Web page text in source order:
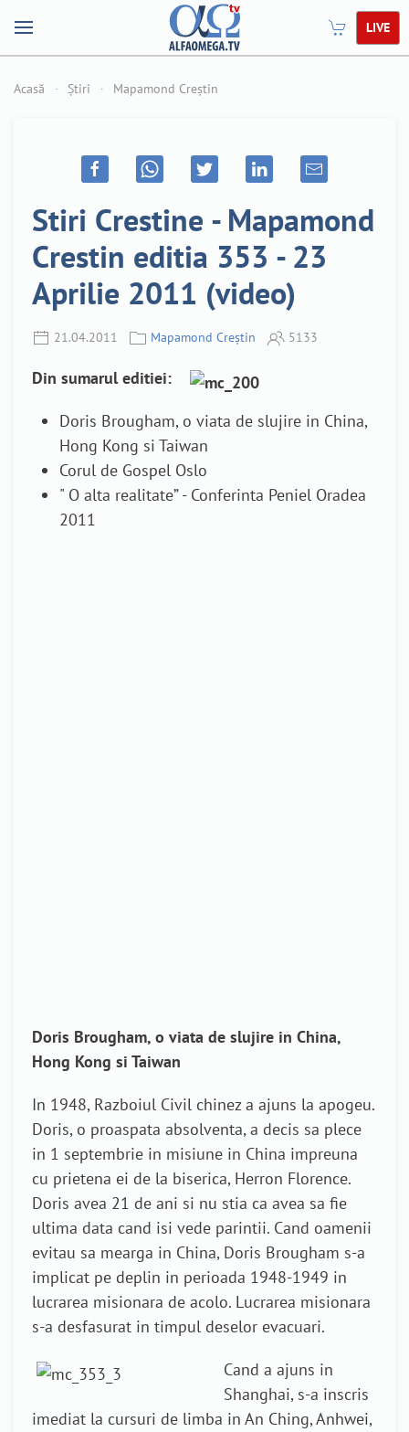
LIVE
Acasă Știri Mapamond Creștin
Stiri Crestine - Mapamond
Crestin editia 353 - 23
Aprilie 2011 (video)
21.04.2011 Mapamond Creștin 5133
Din sumarul editiei:
Doris Brougham, o viata de slujire in China,
Hong Kong si Taiwan
Corul de Gospel Oslo
" O alta realitate” - Conferinta Peniel Oradea
2011
Doris Brougham, o viata de slujire in China,
Hong Kong si Taiwan
In 1948, Razboiul Civil chinez a ajuns la apogeu.
Doris, o proaspata absolventa, a decis sa plece
in 1 septembrie in misiune in China impreuna
cu prietena ei de la biserica, Herron Florence.
Doris avea 21 de ani si nu stia ca avea sa fie
ultima data cand isi vede parintii. Cand oamenii
evitau sa mearga in China, Doris Brougham s-a
implicat pe deplin in perioada 1948-1949 in
lucrarea misionara de acolo. Lucrarea misionara
s-a desfasurat in timpul deselor evacuari.
Cand a ajuns in
Shanghai, s-a inscris
imediat la cursuri de limba in An Ching, Anhwei,